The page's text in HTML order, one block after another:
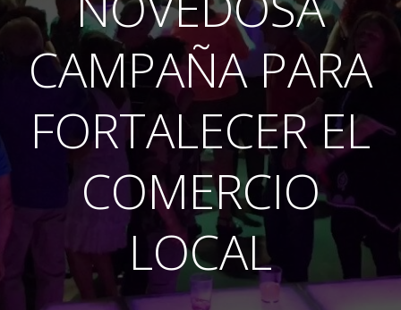
CAMPAÑA PARA
FORTALECER EL
COMERCIO
LOCAL